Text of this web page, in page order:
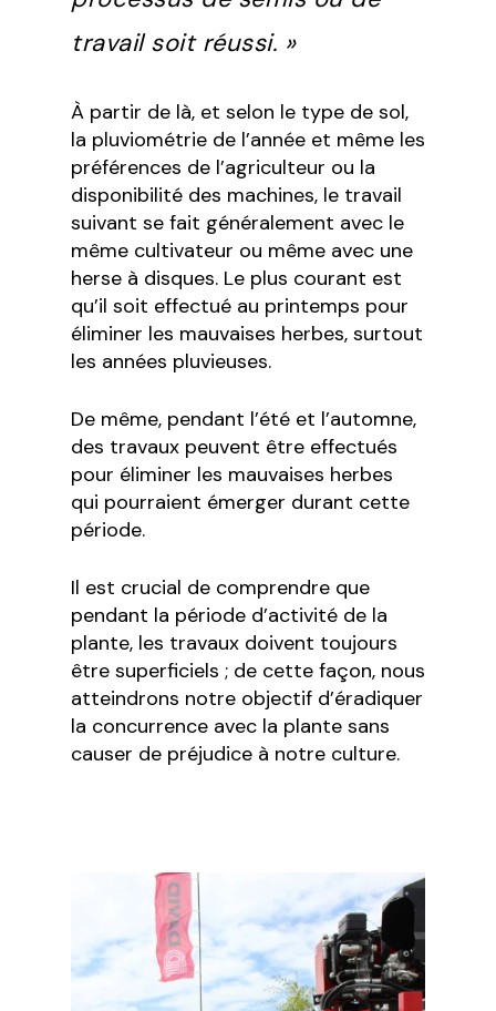
travail soit réussi. »
À partir de là, et selon le type de sol,
la pluviométrie de l’année et même les
préférences de l’agriculteur ou la
disponibilité des machines, le travail
suivant se fait généralement avec le
même cultivateur ou même avec une
herse à disques. Le plus courant est
qu’il soit effectué au printemps pour
éliminer les mauvaises herbes, surtout
les années pluvieuses.
De même, pendant l’été et l’automne,
des travaux peuvent être effectués
pour éliminer les mauvaises herbes
qui pourraient émerger durant cette
période.
Il est crucial de comprendre que
pendant la période d’activité de la
plante, les travaux doivent toujours
être superficiels ; de cette façon, nous
atteindrons notre objectif d’éradiquer
la concurrence avec la plante sans
causer de préjudice à notre culture.